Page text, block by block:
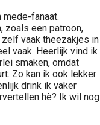
fanaat.
zoals een patroon,
vaak theezakjes in
vaak. Heerlijk vind ik
smaken, omdat
Zo kan ik ook lekker
drink ik vaker
hè? Ik wil nog